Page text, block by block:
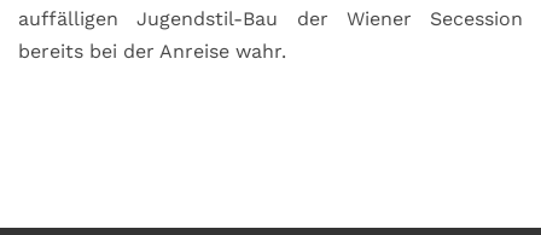
auffälligen Jugendstil-Bau der Wiener Secession
bereits bei der Anreise wahr.